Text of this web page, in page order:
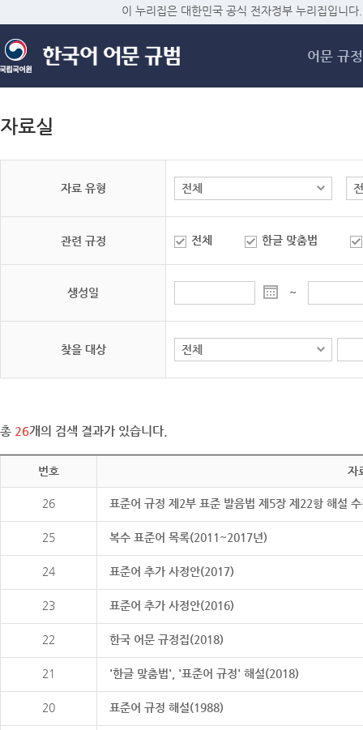
메
이 누리집은 대한민국 공식 전자정부 누리집입니다.
어문 규정
자료실
자료 유형
관련 규정 전체 한글 맞춤법
생성일 ~
찾을 대상
총 26개의 검색 결과가 있습니다.
번호 자
26 표준어 규정 제2부 표준 발음법 제5장 제22항 해설
25 복수 표준어 목록(2011~2017년)
24 표준어 추가 사정안(2017)
23 표준어 추가 사정안(2016)
22 한국 어문 규정집(2018)
21 '한글 맞춤법', '표준어 규정' 해설(2018)
20 표준어 규정 해설(1988)